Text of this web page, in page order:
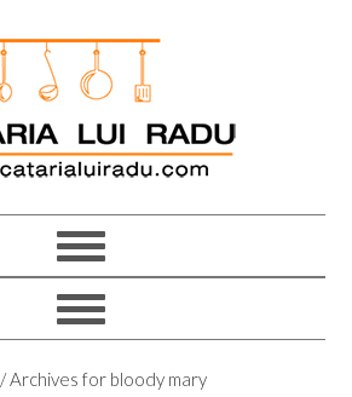
/Archives for bloody mary